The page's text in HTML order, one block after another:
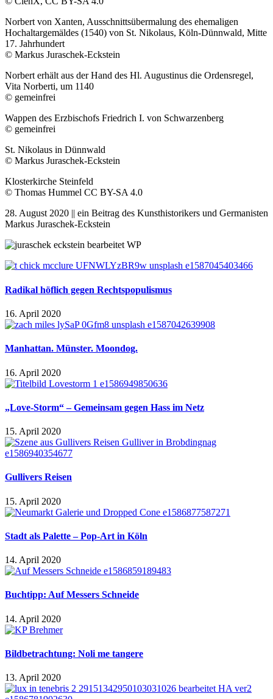
Norbert von Xanten, Ausschnittsübermalung des ehemaligen
Hochaltargemäldes (1540) von St. Nikolaus, Köln-Dünnwald, Mitte
17. Jahrhundert
© Markus Juraschek-Eckstein
Norbert erhält aus der Hand des Hl. Augustinus die Ordensregel,
Vita Norberti, um 1140
© gemeinfrei
Wappen des Erzbischofs Friedrich I. von Schwarzenberg
© gemeinfrei
St. Nikolaus in Dünnwald
© Markus Juraschek-Eckstein
Klosterkirche Steinfeld
© Thomas Hummel CC BY-SA 4.0
28. August 2020 || ein Beitrag des Kunsthistorikers und Germanisten
Markus Juraschek-Eckstein
Radikal höflich gegen Rechtspopulismus
16. April 2020
Manhattan. Münster. Moondog.
16. April 2020
„Love-Storm“ – Gemeinsam gegen Hass im Netz
15. April 2020
Gullivers Reisen
15. April 2020
Stadt als Palette – Pop-Art in Köln
14. April 2020
Buchtipp: Auf Messers Schneide
14. April 2020
Bildbetrachtung: Noli me tangere
13. April 2020